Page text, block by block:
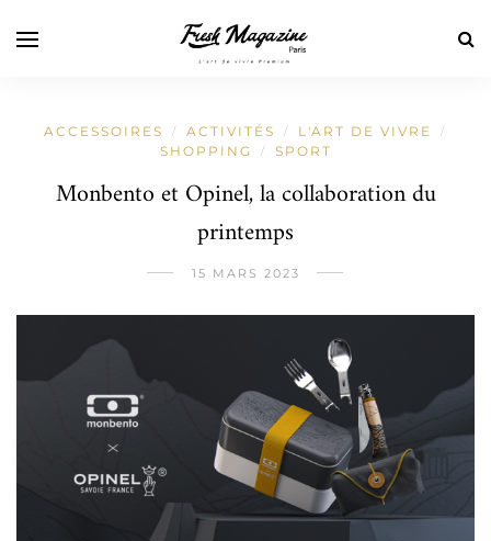
ACCESSOIRES / ACTIVITÉS / L'ART DE VIVRE /
SHOPPING / SPORT
Monbento et Opinel, la collaboration du
printemps
15 MARS 2023